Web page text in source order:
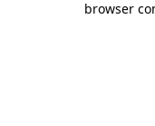
browser